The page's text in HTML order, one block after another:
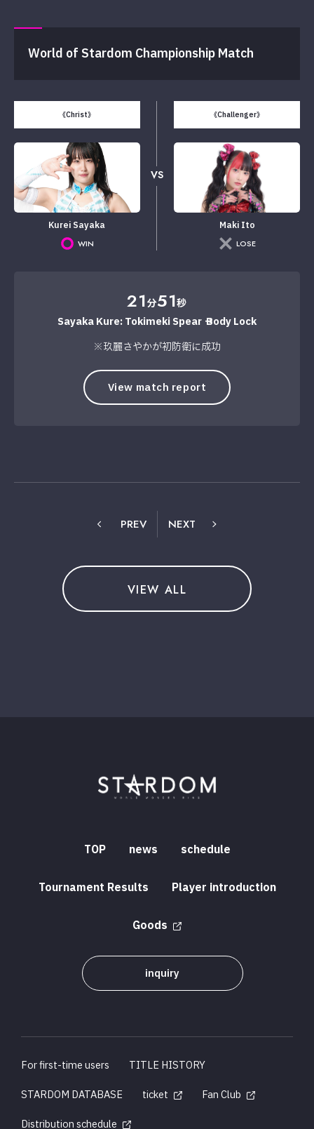
World of Stardom Championship Match
《Christ》
Kurei Sayaka
WIN
VS
《Challenger》
Maki Ito
LOSE
21分51秒
Sayaka Kure: Tokimeki Spear → Body Lock
※玖麗さやかが初防衛に成功
View match report
PREV NEXT
VIEW ALL
TOP news schedule
Tournament Results Player introduction
Goods
inquiry
For first-time users
TITLE HISTORY
STARDOM DATABASE
ticket
Fan Club
Distribution schedule